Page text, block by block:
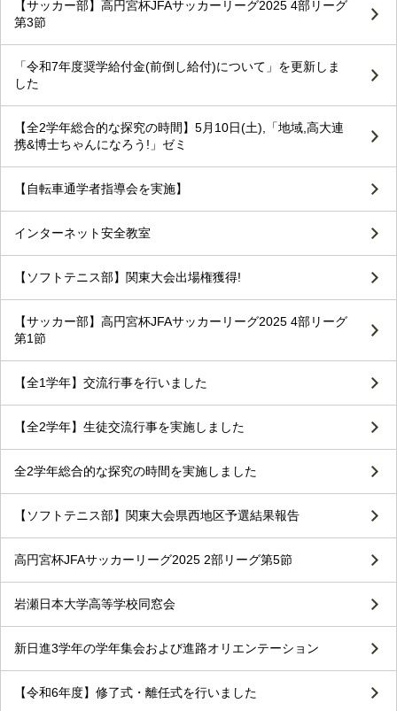
【サッカー部】高円宮杯JFAサッカーリーグ2025 4部リーグ
第3節
「令和7年度奨学給付金(前倒し給付)について」を更新しま
した
【全2学年総合的な探究の時間】5月10日(土),「地域,高大連
携&博士ちゃんになろう!」ゼミ
【自転車通学者指導会を実施】
インターネット安全教室
【ソフトテニス部】関東大会出場権獲得!
【サッカー部】高円宮杯JFAサッカーリーグ2025 4部リーグ
第1節
【全1学年】交流行事を行いました
【全2学年】生徒交流行事を実施しました
全2学年総合的な探究の時間を実施しました
【ソフトテニス部】関東大会県西地区予選結果報告
高円宮杯JFAサッカーリーグ2025 2部リーグ第5節
岩瀬日本大学高等学校同窓会
新日進3学年の学年集会および進路オリエンテーション
【令和6年度】修了式・離任式を行いました